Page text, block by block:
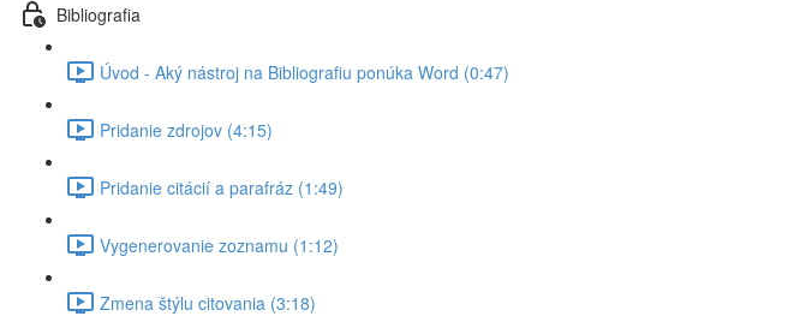
Bibliografia
Úvod - Aký nástroj na Bibliografiu ponúka Word (0:47)
Pridanie zdrojov (4:15)
Pridanie citácií a parafráz (1:49)
Vygenerovanie zoznamu (1:12)
Zmena štýlu citovania (3:18)